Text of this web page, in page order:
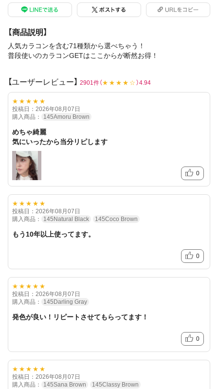
【商品説明】
人気カラコンを含む71種類から選べちゃう！
普段使いのカラコンGETはここからが断然お得！
【ユーザーレビュー】 2901件（★★★★☆ ）4.94
★★★★★
投稿日：2026年08月07日
購入商品：
145Amoru Brown
めちゃ綺麗
気にいったから当分リピします
0
★★★★★
投稿日：2026年08月07日
購入商品：
145Natural Black 145Coco Brown
もう10年以上使ってます。
0
★★★★★
投稿日：2026年08月07日
購入商品：
145Darling Gray
発色が良い！リピートさせてもらってます！
0
★★★★★
投稿日：2026年08月07日
購入商品：
145Sana Brown 145Classy Brown